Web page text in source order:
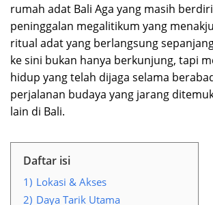
rumah adat Bali Aga yang masih
peninggalan megalitikum yang
ritual adat yang berlangsung
ke sini bukan hanya berkunjung, tapi
hidup yang telah dijaga selama
perjalanan budaya yang jarang
lain di Bali.
Daftar isi
1) Lokasi & Akses
2) Daya Tarik Utama